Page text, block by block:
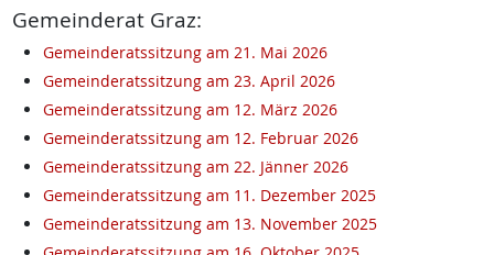
Gemeinderat Graz:
Gemeinderatssitzung am 21. Mai 2026
Gemeinderatssitzung am 23. April 2026
Gemeinderatssitzung am 12. März 2026
Gemeinderatssitzung am 12. Februar 2026
Gemeinderatssitzung am 22. Jänner 2026
Gemeinderatssitzung am 11. Dezember 2025
Gemeinderatssitzung am 13. November 2025